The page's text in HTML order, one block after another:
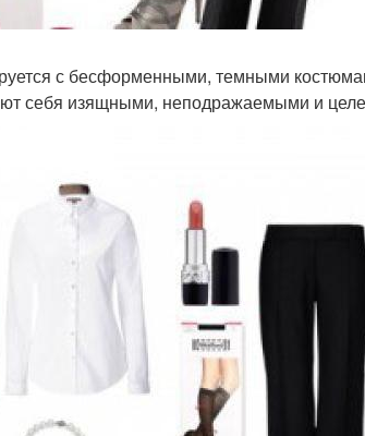
с бесформенными, темными
себя изящными, неподражаемыми и